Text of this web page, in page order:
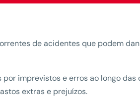
de acidentes que podem
imprevistos e erros ao longo das
extras e prejuízos.